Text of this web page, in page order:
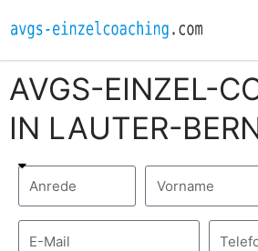
AVGS-EINZEL-
IN LAUTER-